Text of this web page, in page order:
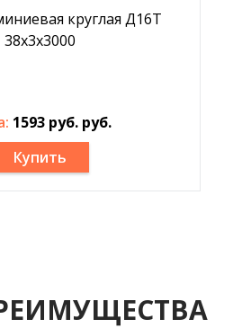
круглая Д16Т
38x3x3000
1593 руб. руб.
Купить